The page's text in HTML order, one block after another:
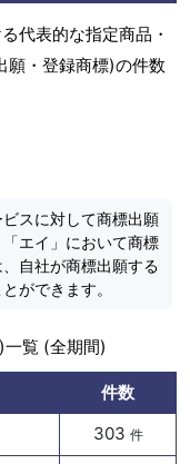
代表的な指定商品・
願・登録商標)の件数
ビスに対して商標出願
エイ」において商標
自社が商標出願する
ができます。
覧 (全期間)
件数
303 件